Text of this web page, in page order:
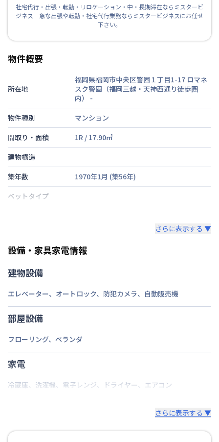
社宅代行・出張・転勤・リロケーション・中・長期滞在ならミスタービ
ジネス 急な出張や転勤・社宅代行業務ならミスタービジネスにお任せ
下さい。
物件概要
所在地
福岡県福岡市中央区警固１丁目1-17 ロマネ
スク警固（福岡三越・天神西通り徒歩圏
内）
-
物件種別
マンション
間取り・面積
1R / 17.90㎡
建物構造
築年数
1970年1月 (築56年)
ベットタイプ
部屋の向き
禁煙・喫煙
交通 福岡市七隈線天神南駅 徒歩10分
定員
駐車場
なし
次回更新日
情報更新日 2026年7月26日
さらに表示する ▼
設備・家具家電情報
建物設備
エレベーター、 オートロック、 防犯カメラ、 自動販売機
部屋設備
フローリング、 ベランダ
家電
冷蔵庫、 洗濯機、 電子レンジ、 ドライヤー、 エアコン
さらに表示する ▼